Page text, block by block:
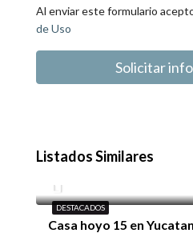
Al enviar este formulario
de Uso
Solicitar
Listados Similares
DESTACADOS
Casa hoyo 15 en